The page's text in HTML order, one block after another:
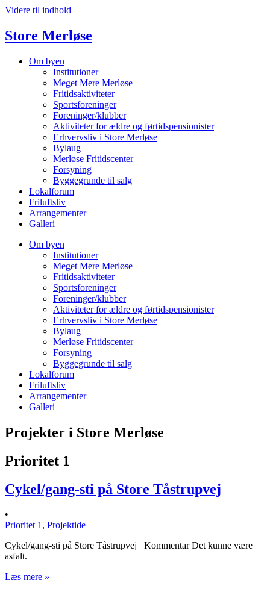
Videre til indhold
Store Merløse
Om byen
Institutioner
Meget Mere Merløse
Fritidsaktiviteter
Sportsforeninger
Foreninger/klubber
Aktiviteter for ældre og førtidspensionister
Erhvervsliv i Store Merløse
Bylaug
Merløse Fritidscenter
Forsyning
Byggegrunde til salg
Lokalforum
Friluftsliv
Arrangementer
Galleri
Om byen
Institutioner
Meget Mere Merløse
Fritidsaktiviteter
Sportsforeninger
Foreninger/klubber
Aktiviteter for ældre og førtidspensionister
Erhvervsliv i Store Merløse
Bylaug
Merløse Fritidscenter
Forsyning
Byggegrunde til salg
Lokalforum
Friluftsliv
Arrangementer
Galleri
Projekter i Store Merløse
Prioritet 1
Cykel/gang-sti på Store Tåstrupvej
•
Prioritet 1, Projektide
Cykel/gang-sti på Store Tåstrupvej Kommentar Det kunne være
asfalt.
Læs mere »